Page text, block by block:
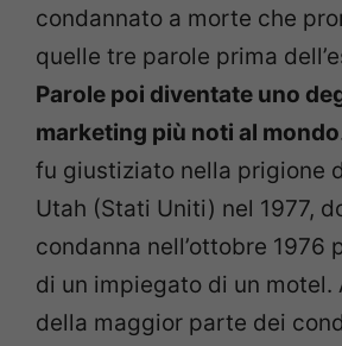
condannato a morte che
quelle tre parole prima
Parole poi diventate uno
marketing più noti al mondo
fu giustiziato nella prigione
Utah (Stati Uniti) nel 1977,
condanna nell’ottobre 1976
di un impiegato di un motel.
della maggior parte dei